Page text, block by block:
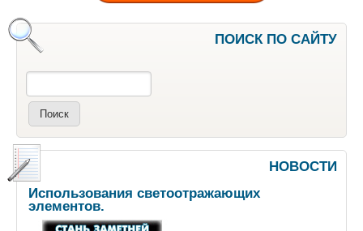
ПОИСК ПО САЙТУ
Поиск
НОВОСТИ
Использования светоотражающих
элементов.